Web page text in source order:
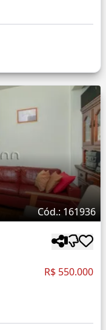
Cód.: 161936
R$ 550.000